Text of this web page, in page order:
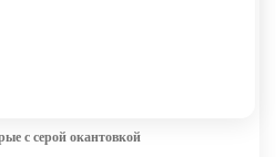
с серой окантовкой